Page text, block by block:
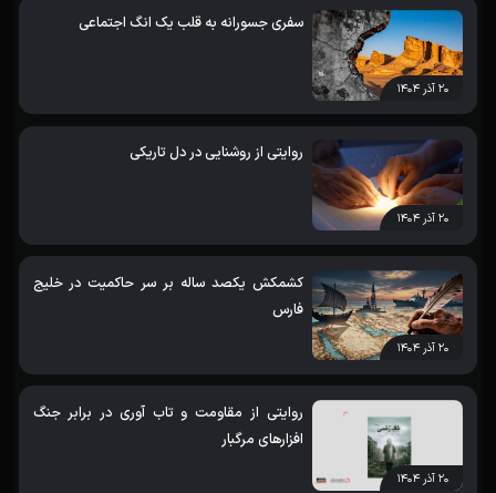
۲۰ آذر ۱۴۰۴
سفری جسورانه به قلب یک انگ اجتماعی
۲۰ آذر ۱۴۰۴
روایتی از روشنایی در دل تاریکی
۲۰ آذر ۱۴۰۴
کشمکش یکصد ساله بر سر حاکمیت در خلیج
فارس
۲۰ آذر ۱۴۰۴
روایتی از مقاومت و تاب آوری در برابر جنگ
افزارهای مرگبار